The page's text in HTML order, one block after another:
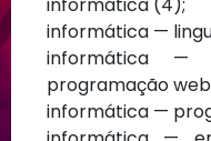
informática —
informática —
programação web
informática —